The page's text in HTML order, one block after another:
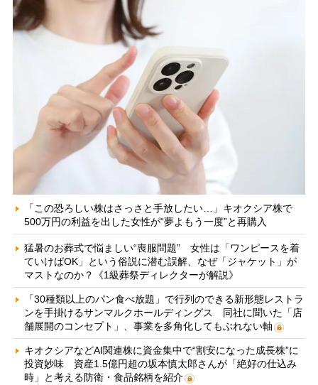
「この恐ろしい株はさっさと手放したい…」キオクシア株で
500万円の利益を出した女性が“夢よもう一度”と再購入
猛暑のお葬式で悩ましい“喪服問題” 女性は「ワンピースを着
ていけばOK」という俗説に潜む誤解、なぜ「ジャケット」が
マストなのか？《1級葬祭ディレクターが解説》
「30種類以上のパン食べ放題」で行列のできる新形態レストラ
ンを手掛けるサンマルクホールディングス 同社に聞いた「店
舗展開のコンセプト」、事業を多角化してもぶれない軸
キオクシアなどAI関連株に資金集中で“割安になった成長株”に
投資妙味 資産1.5億円超の坂本慎太郎さんが「絶好の仕込み
時」と考える防衛・食品銘柄を紹介